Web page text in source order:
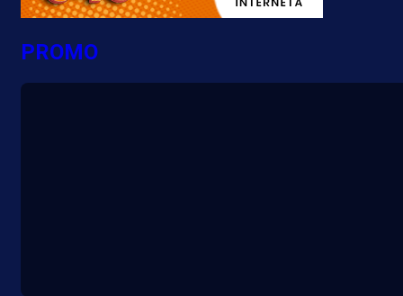
PROMO